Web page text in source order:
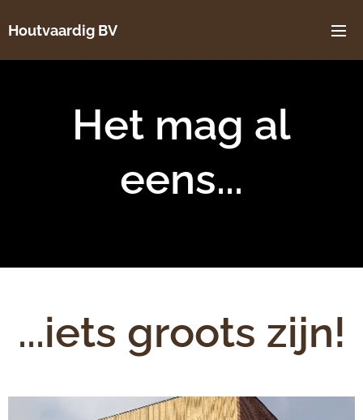
Houtvaardig BV
Het mag al
eens...
...iets groots zijn!